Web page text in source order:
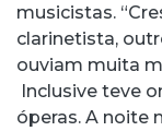
musicistas.
clarinetista,
ouviam muita
Inclusive teve
óperas. A noite